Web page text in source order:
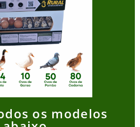
os modelos